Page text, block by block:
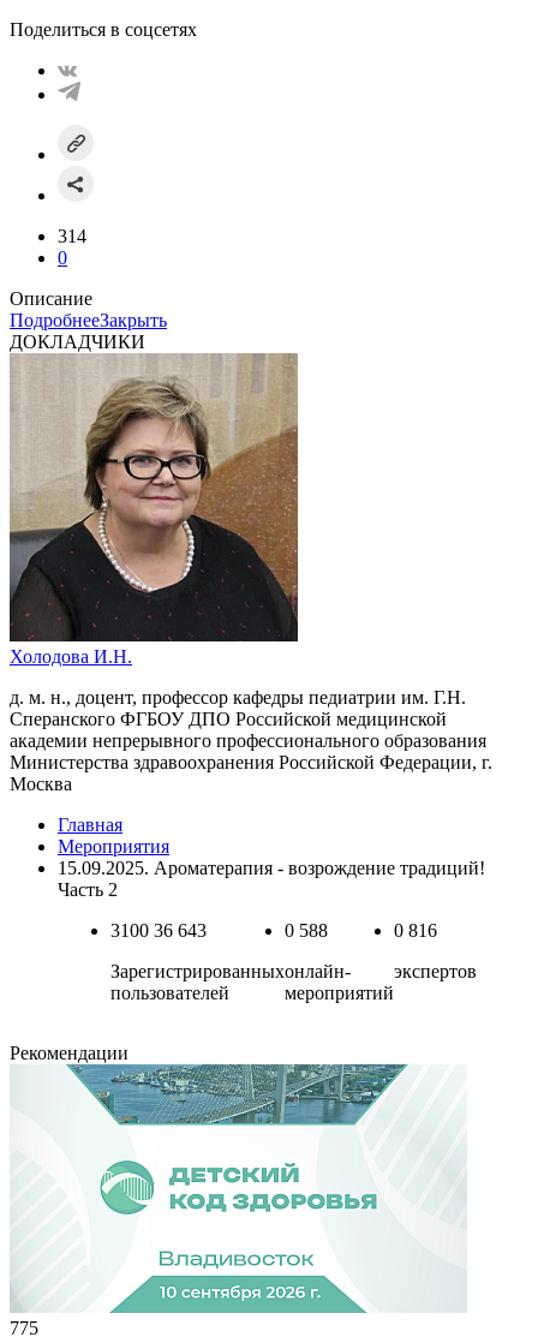
Поделиться в соцсетях
314
0
Описание
ПодробнееЗакрыть
ДОКЛАДЧИКИ
Холодова И.Н.
д. м. н., доцент, профессор кафедры педиатрии им. Г.Н.
Сперанcкого ФГБОУ ДПО Российской медицинской
академии непрерывного профессионального образования
Министерства здравоохранения Российской Федерации, г.
Москва
Главная
Мероприятия
15.09.2025. Ароматерапия - возрождение традиций!
Часть 2
3100 36 643
Зарегистрированных
пользователей
0 588
онлайн-
мероприятий
0 816
экспертов
Рекомендации
775